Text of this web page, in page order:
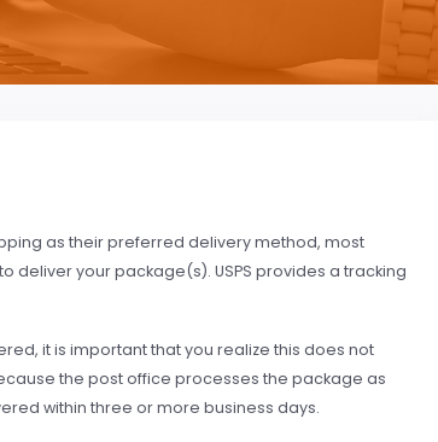
as their preferred delivery method, most
deliver your package(s). USPS provides a tracking
it is important that you realize this does not
the post office processes the package as
within three or more business days.